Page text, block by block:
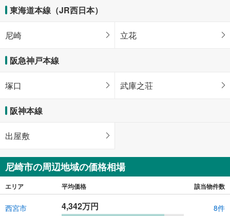
東海道本線（JR西日本）
尼崎 立花
阪急神戸本線
塚口 武庫之荘
阪神本線
出屋敷
尼崎市の周辺地域の価格相場
エリア 平均価格 該当物件数
西宮市 4,342万円 8件